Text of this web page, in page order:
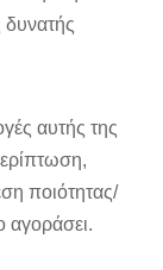
δυνατής
αυτής της
ποιότητας/
αγοράσει.